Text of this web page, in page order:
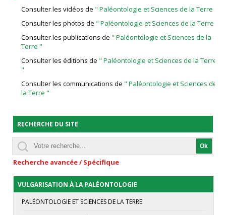
Consulter les vidéos de " Paléontologie et Sciences de la Terre "
Consulter les photos de " Paléontologie et Sciences de la Terre "
Consulter les publications de " Paléontologie et Sciences de la
Terre "
Consulter les éditions de " Paléontologie et Sciences de la Terre
"
Consulter les communications de " Paléontologie et Sciences de
la Terre "
RECHERCHE DU SITE
Recherche avancée / Spécifique
VULGARISATION À LA PALÉONTOLOGIE
PALÉONTOLOGIE ET SCIENCES DE LA TERRE